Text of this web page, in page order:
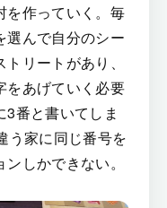
を作っていく。毎
選んで自分のシー
リートがあり、
をあげていく必要
番と書いてしま
う家に同じ番号を
しかできない。